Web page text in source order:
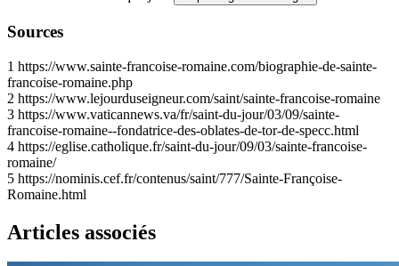
Sources
1 https://www.sainte-francoise-romaine.com/biographie-de-sainte-
francoise-romaine.php
2 https://www.lejourduseigneur.com/saint/sainte-francoise-romaine
3 https://www.vaticannews.va/fr/saint-du-jour/03/09/sainte-
francoise-romaine--fondatrice-des-oblates-de-tor-de-specc.html
4 https://eglise.catholique.fr/saint-du-jour/09/03/sainte-francoise-
romaine/
5 https://nominis.cef.fr/contenus/saint/777/Sainte-Françoise-
Romaine.html
Articles associés